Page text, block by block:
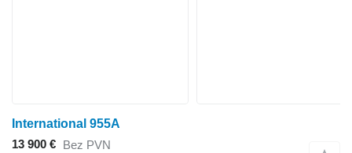
International 955A
13 900 € Bez PVN